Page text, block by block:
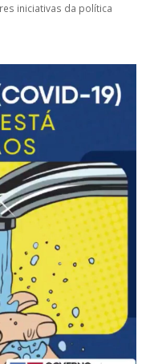
iniciativas da política